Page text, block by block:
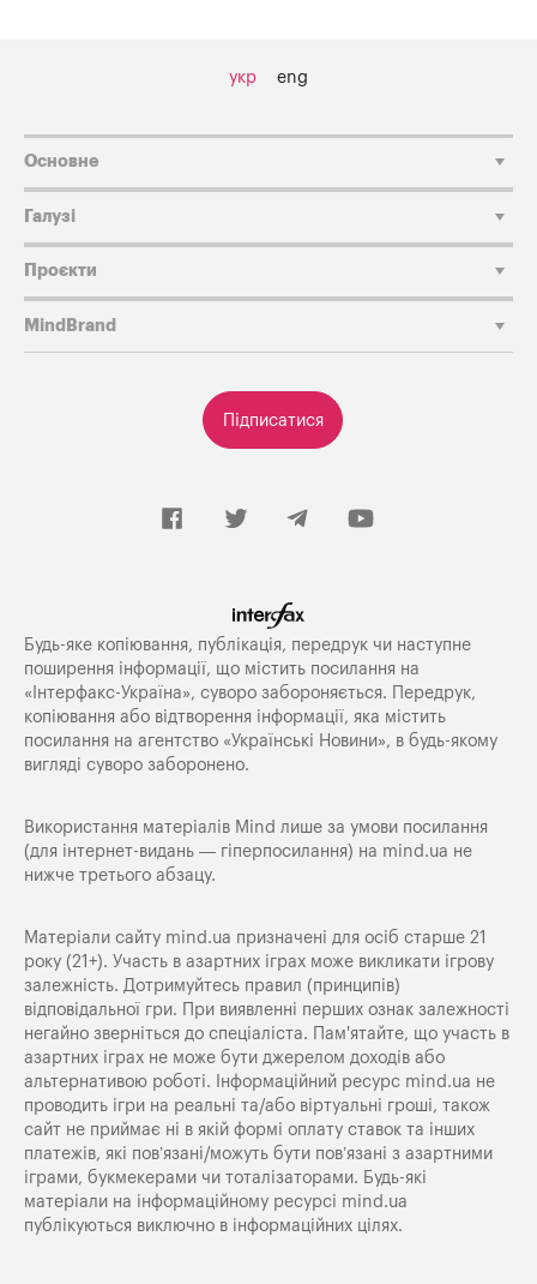
укр eng
Підписатися
Основне
Галузі
Проєкти
MindBrand
Будь-яке копiювання, публiкацiя, передрук чи наступне
поширення iнформацiї, що мiстить посилання на
«Iнтерфакс-Україна», суворо забороняється. Передрук,
копіювання або відтворення інформації, яка містить
посилання на агентство «Українські Новини», в будь-якому
вигляді суворо заборонено.
Використання матеріалів Mind лише за умови посилання
(для інтернет-видань — гіперпосилання) на mind.ua не
нижче третього абзацу.
Матеріали сайту mind.ua призначені для осіб старше 21
року (21+). Участь в азартних іграх може викликати ігрову
залежність. Дотримуйтесь правил (принципів)
відповідальної гри. При виявленні перших ознак залежності
негайно зверніться до спеціаліста. Пам'ятайте, що участь в
азартних іграх не може бути джерелом доходів або
альтернативою роботі. Інформаційний ресурс mind.ua не
проводить ігри на реальні та/або віртуальні гроші, також
сайт не приймає ні в якій формі оплату ставок та інших
платежів, які пов’язані/можуть бути пов’язані з азартними
іграми, букмекерами чи тоталізаторами. Будь-які
матеріали на інформаційному ресурсі mind.ua
публікуються виключно в інформаційних цілях.